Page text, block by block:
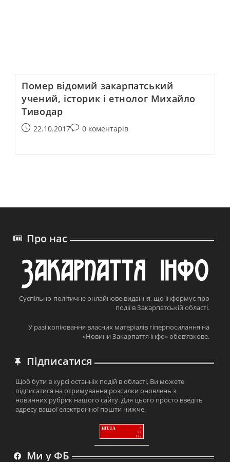
Помер відомий закарпатський
учений, історик і етнолог Михайло
Тиводар
22.10.2017 0 коментарів
Про нас
Суспільно-політичне онлайнове видання, що інформує про
події в Закарпатській області.
У разі копіювання власних матеріалів гіперпосилання на
«Новини Закарпаття інфо» обов’язкове.
Підписатися
Щоб бути в курсі останніх подій в області, Ви можете
підписатися на отримування розсилки оновлень з
новинних рубрик нашого сайту. Для цього просто введіть
адресу вашої електронної пошти нижче.
HIT.UA
8
97
122
Ми у ФБ